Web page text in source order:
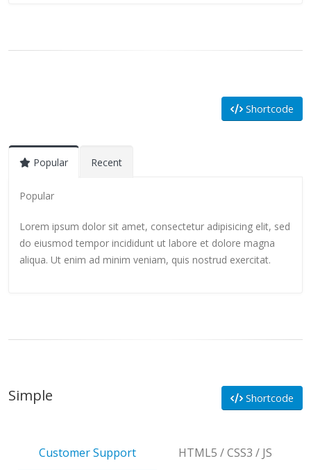
Shortcode
Popular Recent
Popular
Lorem ipsum dolor sit amet, consectetur adipisicing elit, sed
do eiusmod tempor incididunt ut labore et dolore magna
aliqua. Ut enim ad minim veniam, quis nostrud exercitat.
Simple Shortcode
Customer Support HTML5 / CSS3 / JS